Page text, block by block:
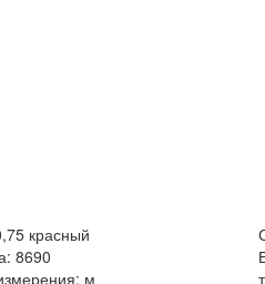
красный
8690
м